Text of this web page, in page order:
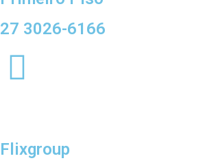
27 3026-6166
Flixgroup